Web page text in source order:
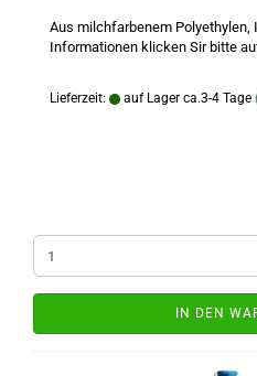
Aus milchfarbenem Polyethylen,
Informationen klicken Sir bitte
Lieferzeit: auf Lager ca.3-4 Tage
IN DEN